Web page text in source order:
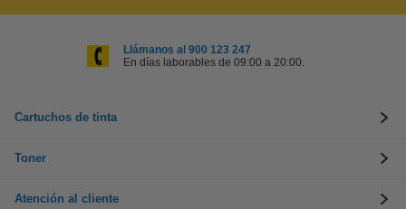
Llámanos al 900 123 247
En días laborables de 09:00 a 20:00.
Cartuchos de tinta
Toner
Atención al cliente